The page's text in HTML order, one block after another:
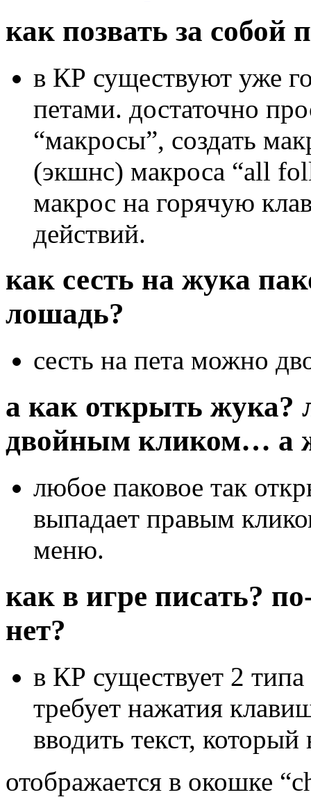
как позвать за собой
в КР существуют уже
петами. достаточно
“макросы”, создать
(экшнс) макроса “all
макрос на горячую
действий.
как сесть на жука
лошадь?
сесть на пета можно
а как открыть жука?
двойным кликом… а
любое паковое так
выпадает правым
меню.
как в игре писать?
нет?
в КР существует 2
требует нажатия
вводить текст,
отображается в окошке